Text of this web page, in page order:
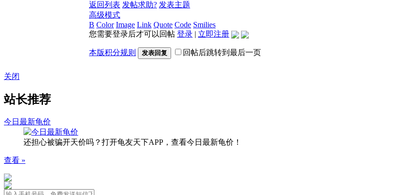
返回列表 发帖求助? 发表主题
高级模式
B Color Image Link Quote Code Smilies
您需要登录后才可以回帖 登录 | 立即注册
本版积分规则 发表回复 回帖后跳转到最后一页
关闭
站长推荐
今日最新龟价
还担心被骗开天价吗？打开龟友天下APP，查看今日最新龟价！
查看 »